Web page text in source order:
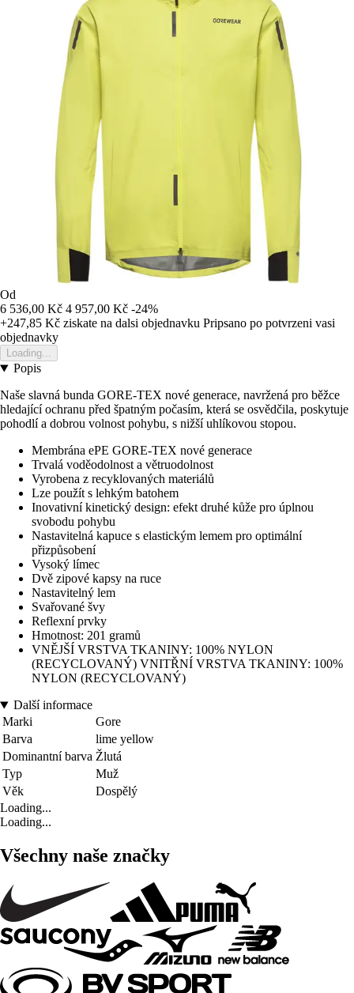
Od
6 536,00 Kč 4 957,00 Kč -24%
+247,85 Kč ziskate na dalsi objednavku Pripsano po potvrzeni vasi
objednavky
Loading...
Popis
Naše slavná bunda GORE-TEX nové generace, navržená pro běžce
hledající ochranu před špatným počasím, která se osvědčila, poskytuje
pohodlí a dobrou volnost pohybu, s nižší uhlíkovou stopou.
Membrána ePE GORE-TEX nové generace
Trvalá voděodolnost a větruodolnost
Vyrobena z recyklovaných materiálů
Lze použít s lehkým batohem
Inovativní kinetický design: efekt druhé kůže pro úplnou
svobodu pohybu
Nastavitelná kapuce s elastickým lemem pro optimální
přizpůsobení
Vysoký límec
Dvě zipové kapsy na ruce
Nastavitelný lem
Svařované švy
Reflexní prvky
Hmotnost: 201 gramů
VNĚJŠÍ VRSTVA TKANINY: 100% NYLON
(RECYCLOVANÝ) VNITŘNÍ VRSTVA TKANINY: 100%
NYLON (RECYCLOVANÝ)
Další informace
Marki
Gore
Barva
lime yellow
Dominantní barva Žlutá
Typ
Muž
Věk
Dospělý
Loading...
Loading...
Všechny naše značky